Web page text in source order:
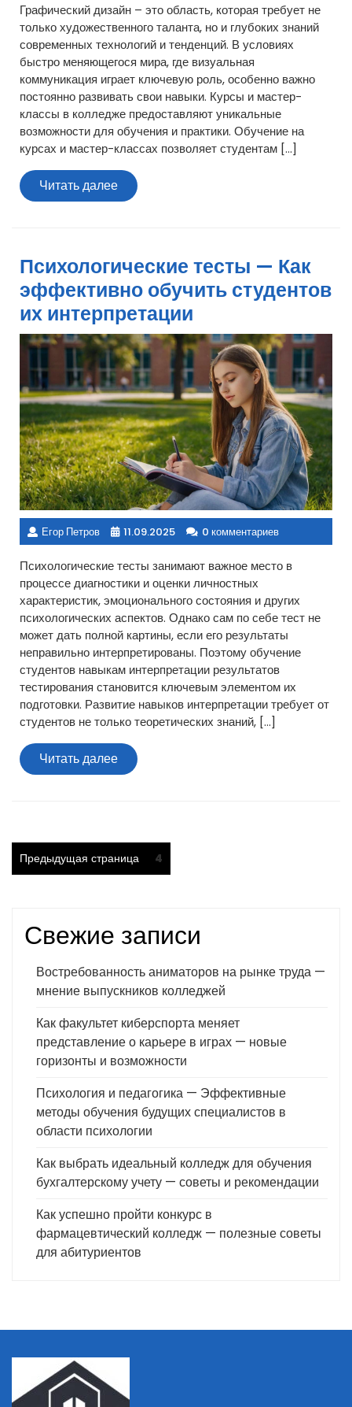
Графический дизайн – это область, которая требует не
только художественного таланта, но и глубоких знаний
современных технологий и тенденций. В условиях
быстро меняющегося мира, где визуальная
коммуникация играет ключевую роль, особенно важно
постоянно развивать свои навыки. Курсы и мастер-
классы в колледже предоставляют уникальные
возможности для обучения и практики. Обучение на
курсах и мастер-классах позволяет студентам […]
Читать далееЧитать
далее
Психологические тесты — Как
эффективно обучить студентов
их интерпретации
Егор Петров 11.09.2025 0 комментариев
Психологические тесты занимают важное место в
процессе диагностики и оценки личностных
характеристик, эмоционального состояния и других
психологических аспектов. Однако сам по себе тест не
может дать полной картины, если его результаты
неправильно интерпретированы. Поэтому обучение
студентов навыкам интерпретации результатов
тестирования становится ключевым элементом их
подготовки. Развитие навыков интерпретации требует от
студентов не только теоретических знаний, […]
Читать далееЧитать
далее
Пагинация
записей
Предыдущая страница Страница
4
Свежие записи
Востребованность аниматоров на рынке труда —
мнение выпускников колледжей
Как факультет киберспорта меняет
представление о карьере в играх — новые
горизонты и возможности
Психология и педагогика — Эффективные
методы обучения будущих специалистов в
области психологии
Как выбрать идеальный колледж для обучения
бухгалтерскому учету — советы и рекомендации
Как успешно пройти конкурс в
фармацевтический колледж — полезные советы
для абитуриентов